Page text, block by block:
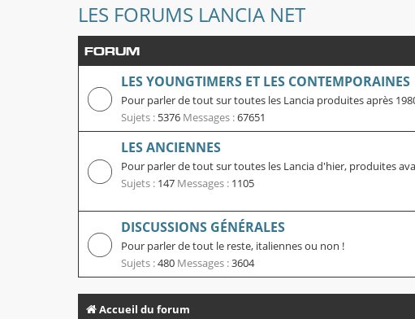
LES FORUMS LANCIA NET
FORUM
LES YOUNGTIMERS ET LES CONTEMPORAINES
Pour parler de tout sur toutes les Lancia produites après
Sujets : 5376 Messages :67651
LES ANCIENNES
Pour parler de tout sur toutes les Lancia d'hier, produites
Sujets : 147 Messages : 1105
DISCUSSIONS GÉNÉRALES
Pour parler de tout le reste, italiennes ou non !
Sujets :480 Messages :3604
Accueil du forum